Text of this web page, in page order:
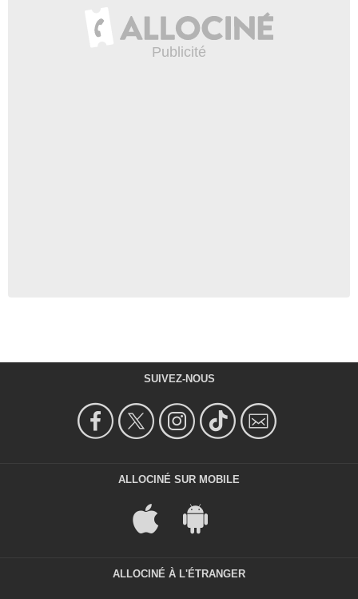
SUIVEZ-NOUS
ALLOCINÉ SUR MOBILE
ALLOCINÉ À L'ÉTRANGER